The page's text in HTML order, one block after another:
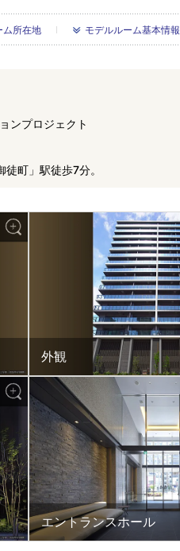
ム所在地 モデルルーム基本情報
ンプロジェクト
町」駅徒歩7分。
外観
エントランスホール